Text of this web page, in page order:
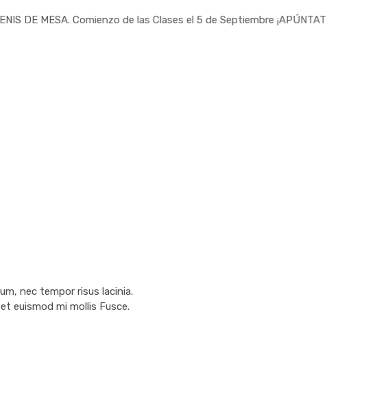
Comienzo de las Clases el 5 de Septiembre ¡APÚNTATE!
nec tempor risus lacinia.
euismod mi mollis Fusce.